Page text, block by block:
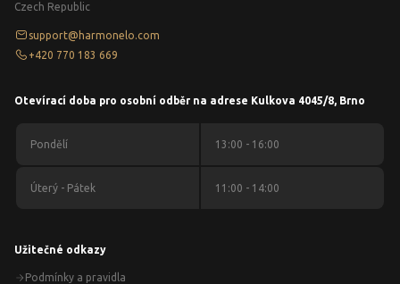
Czech Republic
support@harmonelo.com
+420 770 183 669
Otevírací doba pro osobní odběr na adrese Kulkova 4045/8, Brno
Pondělí 13:00 - 16:00
Úterý - Pátek 11:00 - 14:00
Užitečné odkazy
Podmínky a pravidla